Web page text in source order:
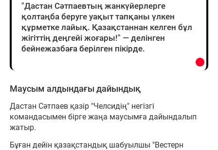
"Дастан Сәтпаевтың жанкүйерлерге
қолтаңба беруге уақыт тапқаны үлкен
құрметке лайық. Қазақстаннан келген бұл
жігіттің деңгейі жоғары!" — делінген
бейнежазбаға берілген пікірде.
Маусым алдындағы дайындық
Дастан Сәтпаев қазір "Челсидің" негізгі
командасымен бірге жаңа маусымға дайындалып
жатыр.
Бұған дейін қазақстандық шабуылшы "Вестерн